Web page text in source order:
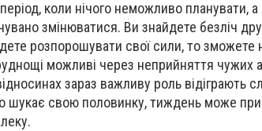
коли нічого неможливо планувати, а
змінюватися. Ви знайдете безліч
розпорошувати свої сили, то зможете
можливі через неприйняття чужих
зараз важливу роль відіграють
шукає свою половинку, тиждень може